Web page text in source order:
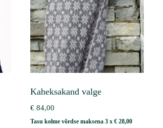
Kaheksakand valge
€ 84,00
Tasu kolme võrdse maksena 3 x€ 28,00